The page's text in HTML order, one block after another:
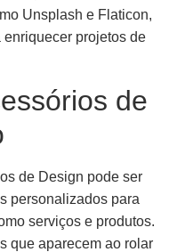
Unsplash e Flaticon,
projetos de
de
de Design pode ser
personalizados para
serviços e produtos.
que aparecem ao rolar